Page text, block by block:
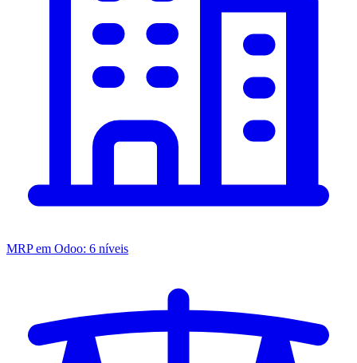
MRP em Odoo: 6 níveis